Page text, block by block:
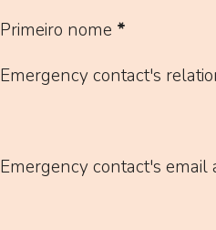
Primeiro nome *
Emergency contact's
Emergency contact's email